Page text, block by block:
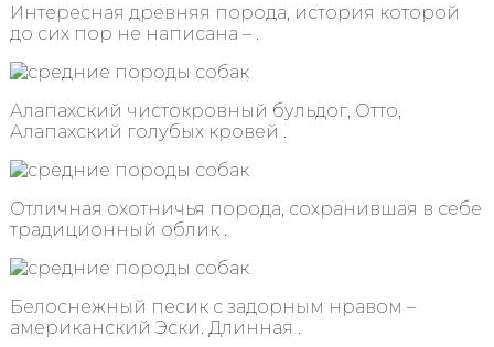
Интересная древняя порода, история которой
до сих пор не написана – .
Алапахский чистокровный бульдог, Отто,
Алапахский голубых кровей .
Отличная охотничья порода, сохранившая в себе
традиционный облик .
Белоснежный песик с задорным нравом –
американский Эски. Длинная .